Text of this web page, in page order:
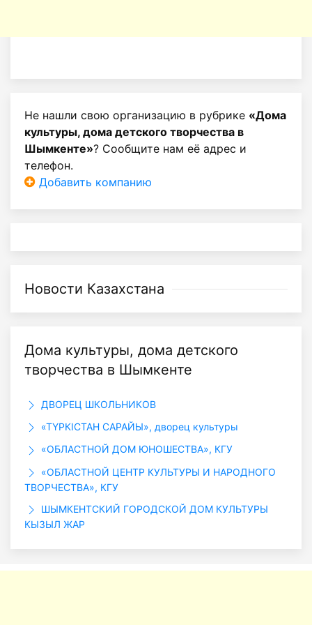
Не нашли свою организацию в рубрике «Дома
культуры, дома детского творчества в
Шымкенте»? Сообщите нам её адрес и
телефон.
Добавить компанию
Новости Казахстана
Дома культуры, дома детского
творчества в Шымкенте
ДВОРЕЦ ШКОЛЬНИКОВ
«ТҮРКІСТАН САРАЙЫ», дворец культуры
«ОБЛАСТНОЙ ДОМ ЮНОШЕСТВА», КГУ
«ОБЛАСТНОЙ ЦЕНТР КУЛЬТУРЫ И НАРОДНОГО
ТВОРЧЕСТВА», КГУ
ШЫМКЕНТСКИЙ ГОРОДСКОЙ ДОМ КУЛЬТУРЫ
КЫЗЫЛ ЖАР